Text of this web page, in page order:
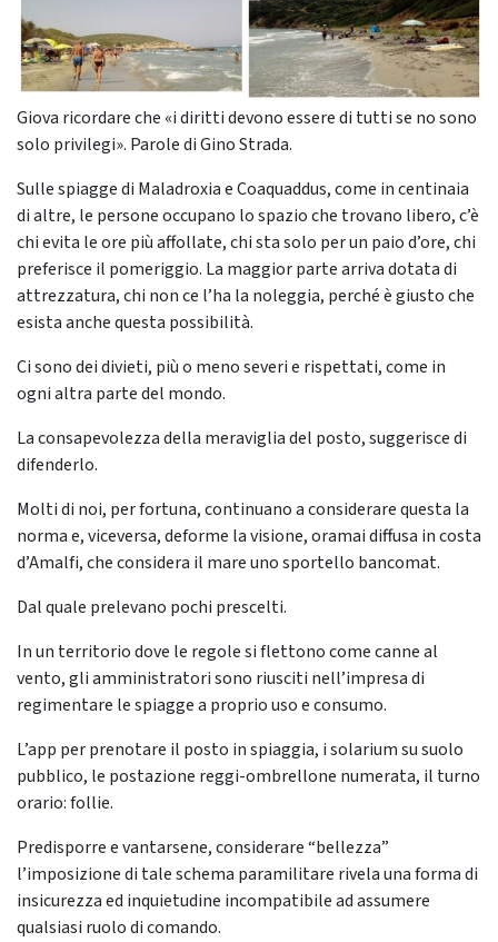
Giova ricordare che «i diritti devono essere di tutti se no sono
solo privilegi». Parole di Gino Strada.
Sulle spiagge di Maladroxia e Coaquaddus, come in centinaia
di altre, le persone occupano lo spazio che trovano libero, c’è
chi evita le ore più affollate, chi sta solo per un paio d’ore, chi
preferisce il pomeriggio. La maggior parte arriva dotata di
attrezzatura, chi non ce l’ha la noleggia, perché è giusto che
esista anche questa possibilità.
Ci sono dei divieti, più o meno severi e rispettati, come in
ogni altra parte del mondo.
La consapevolezza della meraviglia del posto, suggerisce di
difenderlo.
Molti di noi, per fortuna, continuano a considerare questa la
norma e, viceversa, deforme la visione, oramai diffusa in costa
d’Amalfi, che considera il mare uno sportello bancomat.
Dal quale prelevano pochi prescelti.
In un territorio dove le regole si flettono come canne al
vento, gli amministratori sono riusciti nell’impresa di
regimentare le spiagge a proprio uso e consumo.
L’app per prenotare il posto in spiaggia, i solarium su suolo
pubblico, le postazione reggi-ombrellone numerata, il turno
orario: follie.
Predisporre e vantarsene, considerare “bellezza”
l’imposizione di tale schema paramilitare rivela una forma di
insicurezza ed inquietudine incompatibile ad assumere
qualsiasi ruolo di comando.